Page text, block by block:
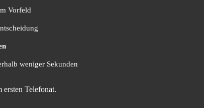
Vorfeld
weniger Sekunden
Telefonat.